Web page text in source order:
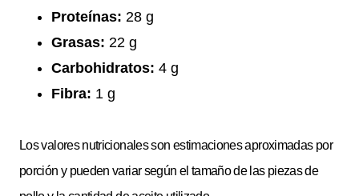
Proteínas: 28 g
Grasas: 22 g
Carbohidratos: 4 g
Fibra: 1 g
Los valores nutricionales son estimaciones aproximadas por
porción y pueden variar según el tamaño de las piezas de